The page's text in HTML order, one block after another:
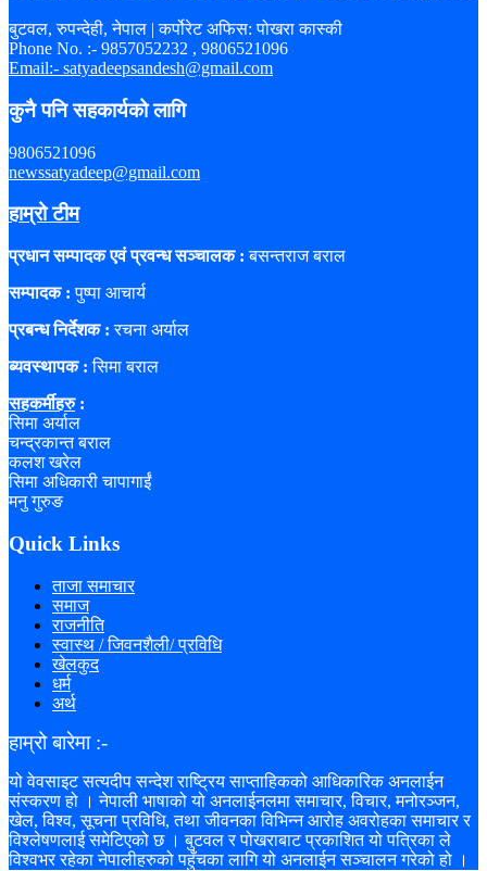
बुटवल, रुपन्देही, नेपाल | कर्पोरेट अफिस: पोखरा कास्की
Phone No. :- 9857052232 , 9806521096
Email:- satyadeepsandesh@gmail.com
कुनै पनि सहकार्यको लागि
9806521096
newssatyadeep@gmail.com
हाम्रो टीम
प्रधान सम्पादक एवं प्रवन्ध सञ्चालक : बसन्तराज बराल
सम्पादक : पुष्पा आचार्य
प्रबन्ध निर्देशक : रचना अर्याल
ब्यवस्थापक : सिमा बराल
सहकर्मीहरु:
सिमा अर्याल
चन्द्रकान्त बराल
कलश खरेल
सिमा अधिकारी चापागाईं
मनु गुरुङ
Quick Links
ताजा समाचार
समाज
राजनीति
स्वास्थ / जिवनशैली/ प्रविधि
खेलकुद
धर्म
अर्थ
हाम्रो बारेमा :-
यो वेवसाइट सत्यदीप सन्देश राष्ट्रिय साप्ताहिकको आधिकारिक अनलाईन
संस्करण हो । नेपाली भाषाको यो अनलाईनलमा समाचार, विचार, मनोरञ्जन,
खेल, विश्व, सूचना प्रविधि, तथा जीवनका विभिन्न आरोह अवरोहका समाचार र
विश्लेषणलाई समेटिएको छ । बुटवल र पोखराबाट प्रकाशित यो पत्रिका ले
विश्वभर रहेका नेपालीहरुको पहुँचका लागि यो अनलाईन सञ्चालन गरेको हो ।